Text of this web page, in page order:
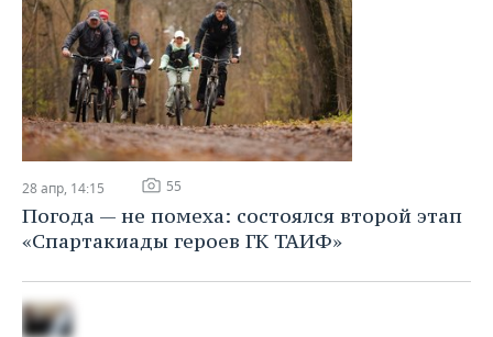
В первом квартале 2026-го девелоперам выписали
штрафов еще на 80 млн, но нарушений стало меньше